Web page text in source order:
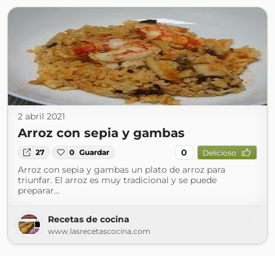
2 abril 2021
Arroz con sepia y gambas
27 0 Guardar 0 Delicioso
Arroz con sepia y gambas un plato de arroz para
triunfar. El arroz es muy tradicional y se puede
preparar...
Recetas de cocina
www.lasrecetascocina.com